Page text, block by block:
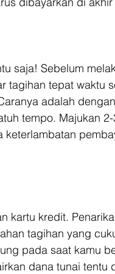
saja! Sebelum
tagihan tepat waktu
adalah
tempo. Majukan
keterlambatan
kartu kredit.
tagihan yang
pada saat kamu
dana tunai tentu